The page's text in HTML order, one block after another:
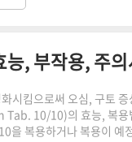
, 부작용, 주
시킴으로써 오심, 구토
10/10)의 효능, 복용
을 복용하거나 복용이 예